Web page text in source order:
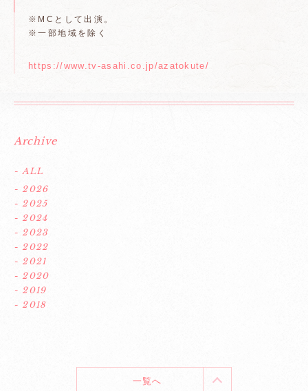
※MCとして出演。
※一部地域を除く
https://www.tv-asahi.co.jp/azatokute/
Archive
- ALL
- 2026
- 2025
- 2024
- 2023
- 2022
- 2021
- 2020
- 2019
- 2018
一覧へ